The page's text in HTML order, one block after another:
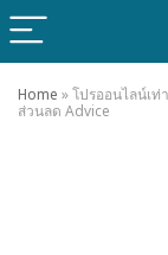
Home »โปรออนไลน์เ
ส่วนลด Advice